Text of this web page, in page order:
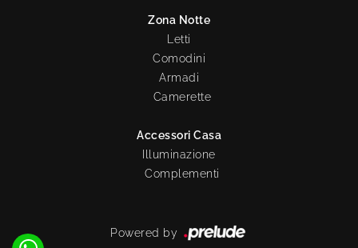
Zona Notte
Letti
Comodini
Armadi
Camerette
Accessori Casa
Illuminazione
Complementi
Powered by